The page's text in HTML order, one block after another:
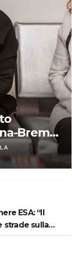
Brema:
lo
ESA: “Il
strade sulla